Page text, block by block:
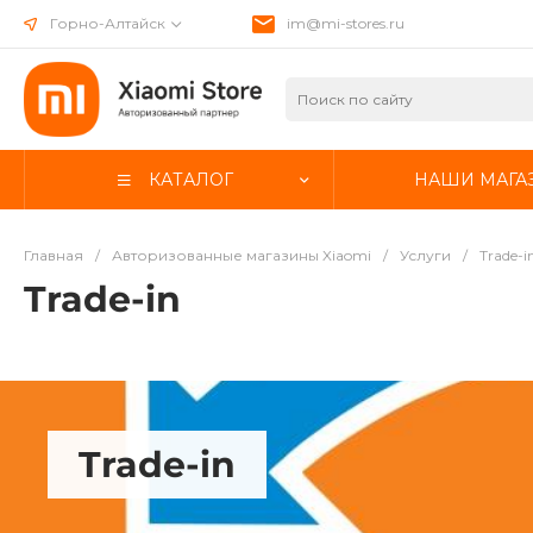
Горно-Алтайск im@mi-stores.ru
КАТАЛОГ НАШИ
Главная / Авторизованные магазины Xiaomi / Услуги / Trade-
Trade-in
Trade-in